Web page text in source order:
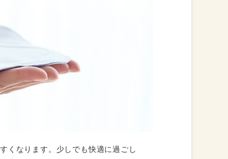
くなります。少しでも快適に過ごし